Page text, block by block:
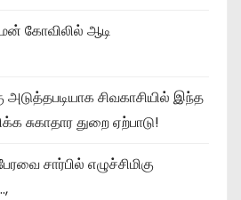
கோவிலில் ஆடி
சிவகாசியில் இந்த
சுகாதார துறை ஏற்பாடு!
சார்பில் எழுச்சிமிகு